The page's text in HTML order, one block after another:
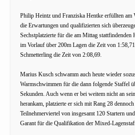
Philip Heintz und Franziska Hentke erfüllten am
die Erwartungen und qualifizierten sich
Sechstplatzierte für die am Mittag
im Vorlauf über 200m Lagen die Zeit von
Schmetterling die Zeit von 2:08,69.
Marius Kusch schwamm auch heute wieder
Warmschwimmen für die dann folgende Staffel
Sekunden. Auch wenn er bei weitem nicht an
herankam, platzierte er sich mit Rang 28
Teilnehmerviertel von insgesamt 120 Startern
Garant für die Qualifikation der Mixed-